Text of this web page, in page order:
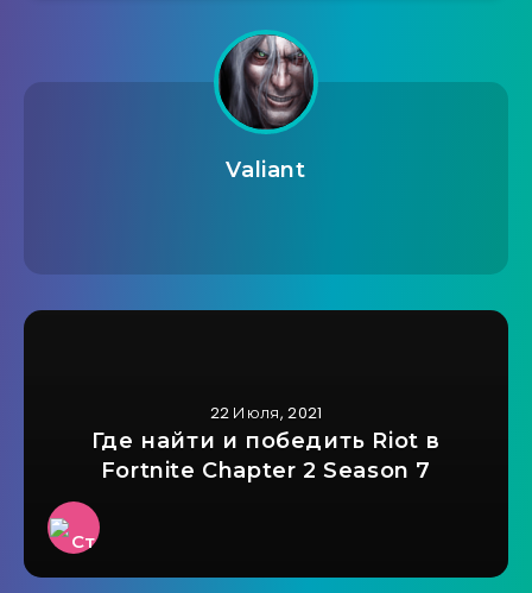
Valiant
22 Июля, 2021
Где найти и победить Riot в
Fortnite Chapter 2 Season 7